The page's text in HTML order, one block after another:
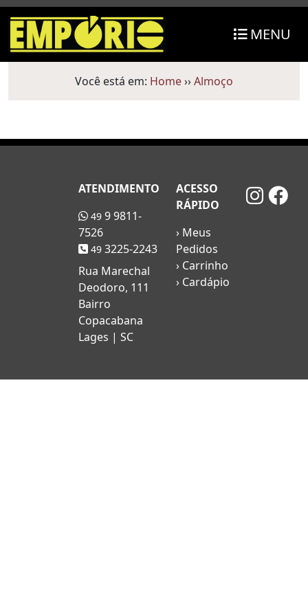
MENU
Você está em: Home››Almoço
ATENDIMENTO
49 9 9811-
7526
49 3225-2243
Rua Marechal
Deodoro, 111
Bairro
Copacabana
Lages | SC
ACESSO
RÁPIDO
› Meus
Pedidos
› Carrinho
› Cardápio